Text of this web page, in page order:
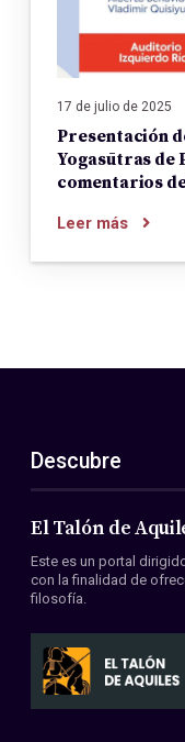
17 de julio de 2025
Presentación
Yogasūtras de
comentarios
Leer más
Descubre
El Talón de
Este es un portal
con la finalidad de
filosofía.